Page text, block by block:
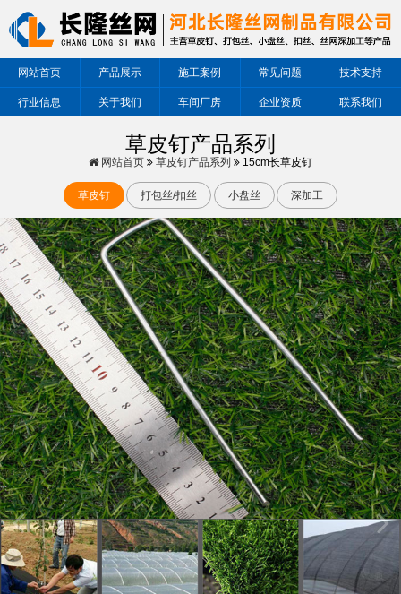
网站首页 产品展示 施工案例 常见问题 技术支持
行业信息 关于我们 车间厂房 企业资质 联系我们
草皮钉产品系列
网站首页 草皮钉产品系列 15cm长草皮钉
草皮钉 打包丝/扣丝 小盘丝 深加工